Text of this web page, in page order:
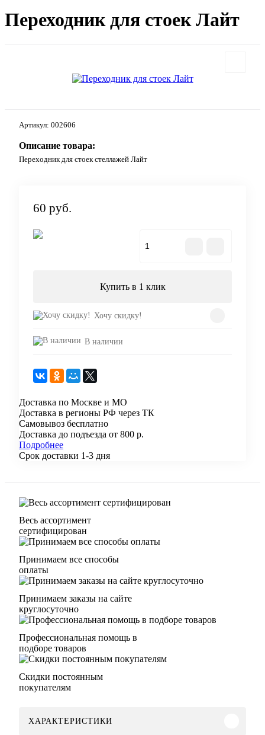
Переходник для стоек Лайт
Артикул: 002606
Описание товара:
Переходник для стоек стеллажей Лайт
60 руб.
Купить в 1 клик
Хочу скидку!
В наличии
Доставка по Москве и МО
Доставка в регионы РФ через ТК
Самовывоз бесплатно
Доставка до подъезда от 800 р.
Подробнее
Срок доставки 1-3 дня
Весь ассортимент
сертифицирован
Принимаем все способы
оплаты
Принимаем заказы на сайте
круглосуточно
Профессиональная помощь в
подборе товаров
Скидки постоянным
покупателям
ХАРАКТЕРИСТИКИ